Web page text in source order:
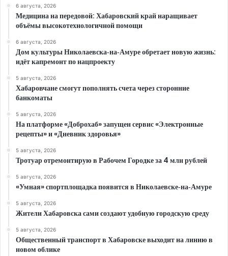
6 августа, 2026
Медицина на передовой: Хабаровский край наращивает
объёмы высокотехнологичной помощи
6 августа, 2026
Дом культуры Николаевска‑на‑Амуре обретает новую жизнь:
идёт капремонт по нацпроекту
5 августа, 2026
Хабаровчане смогут пополнять счета через сторонние
банкоматы
5 августа, 2026
На платформе «Доброхаб» запущен сервис «Электронные
рецепты» и «Дневник здоровья»
5 августа, 2026
Тротуар отремонтирую в Рабочем Городке за 4 млн рублей
5 августа, 2026
«Умная» спортплощадка появится в Николаевске‑на‑Амуре
5 августа, 2026
Жители Хабаровска сами создают удобную городскую среду
5 августа, 2026
Общественный транспорт в Хабаровске выходит на линию в
новом облике